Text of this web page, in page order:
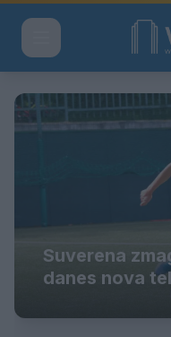
Suverena
danes nova